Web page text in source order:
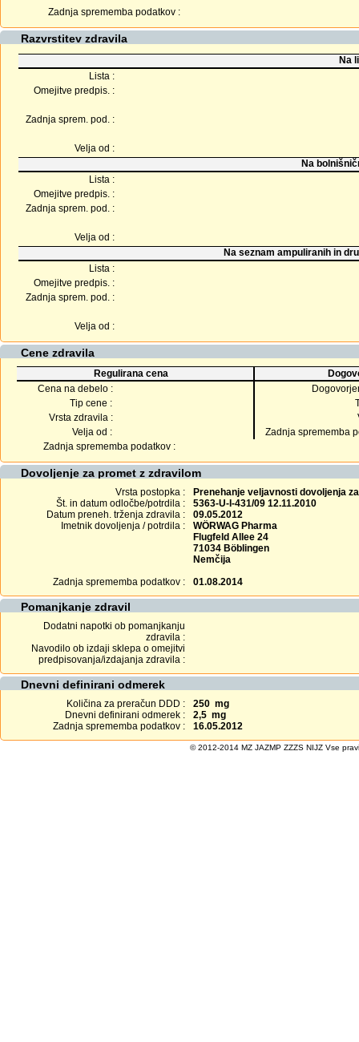
Zadnja sprememba podatkov :
Razvrstitev zdravila
Na
Lista :
Omejitve predpis. :
Zadnja sprem. pod. :
Velja od :
Na
Lista :
Omejitve predpis. :
Zadnja sprem. pod. :
Velja od :
Na seznam ampuliranih in
Lista :
Omejitve predpis. :
Zadnja sprem. pod. :
Velja od :
Cene zdravila
Regulirana cena
Cena na debelo :
Tip cene :
Vrsta zdravila :
Velja od :
Zadnja sprememba
Zadnja sprememba podatkov :
Dovoljenje za promet z zdravilom
Vrsta postopka :
Prenehanje veljavnosti dovoljenja
Št. in datum odločbe/potrdila :
5363-U-I-431/09 12.11.2010
Datum preneh. trženja zdravila :
09.05.2012
Imetnik dovoljenja / potrdila :
WÖRWAG Pharma
Flugfeld Allee 24
71034 Böblingen
Nemčija
Zadnja sprememba podatkov :
01.08.2014
Pomanjkanje zdravil
Dodatni napotki ob pomanjkanju
zdravila :
Navodilo ob izdaji sklepa o omejitvi
predpisovanja/izdajanja zdravila :
Dnevni definirani odmerek
Količina za preračun DDD :
250 mg
Dnevni definirani odmerek :
2,5 mg
Zadnja sprememba podatkov :
16.05.2012
© 2012-2014 MZ JAZMP ZZZS NIJZ Vse